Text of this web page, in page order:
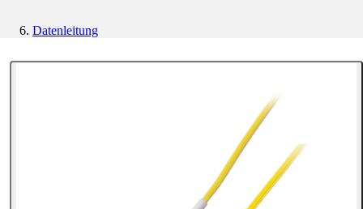
Datenleitung